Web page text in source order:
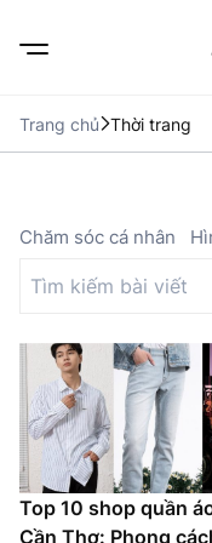
Trang chủ Thời trang
Chăm sóc cá nhân
Top 10 shop quần
Cần Thơ: Phong